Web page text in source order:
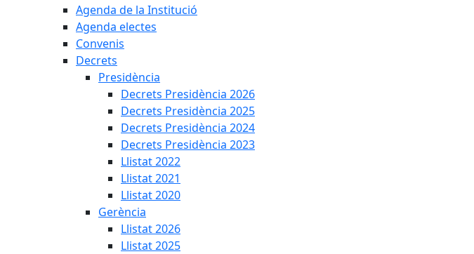
Agenda de la Institució
Agenda electes
Convenis
Decrets
Presidència
Decrets Presidència 2026
Decrets Presidència 2025
Decrets Presidència 2024
Decrets Presidència 2023
Llistat 2022
Llistat 2021
Llistat 2020
Gerència
Llistat 2026
Llistat 2025